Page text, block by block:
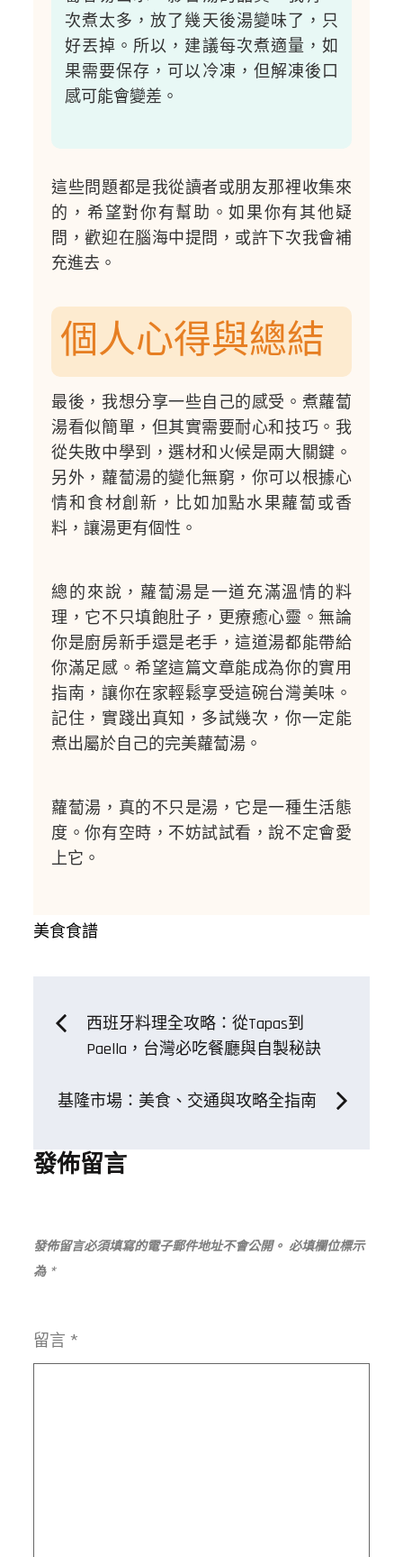
次煮太多，放了幾天後湯變味了，只
好丟掉。所以，建議每次煮適量，如
果需要保存，可以冷凍，但解凍後口
感可能會變差。
這些問題都是我從讀者或朋友那裡收集來
的，希望對你有幫助。如果你有其他疑
問，歡迎在腦海中提問，或許下次我會補
充進去。
個人心得與總結
最後，我想分享一些自己的感受。煮蘿蔔
湯看似簡單，但其實需要耐心和技巧。我
從失敗中學到，選材和火候是兩大關鍵。
另外，蘿蔔湯的變化無窮，你可以根據心
情和食材創新，比如加點水果蘿蔔或香
料，讓湯更有個性。
總的來說，蘿蔔湯是一道充滿溫情的料
理，它不只填飽肚子，更療癒心靈。無論
你是廚房新手還是老手，這道湯都能帶給
你滿足感。希望這篇文章能成為你的實用
指南，讓你在家輕鬆享受這碗台灣美味。
記住，實踐出真知，多試幾次，你一定能
煮出屬於自己的完美蘿蔔湯。
蘿蔔湯，真的不只是湯，它是一種生活態
度。你有空時，不妨試試看，說不定會愛
上它。
美食食譜
文
覽
西班牙料理全攻略：從Tapas到
Paella，台灣必吃餐廳與自製秘訣
基隆市場：美食、交通與攻略全指南
發佈留言
發佈留言必須填寫的電子郵件地址不會公開。 必填欄位標示
為 *
留言 *